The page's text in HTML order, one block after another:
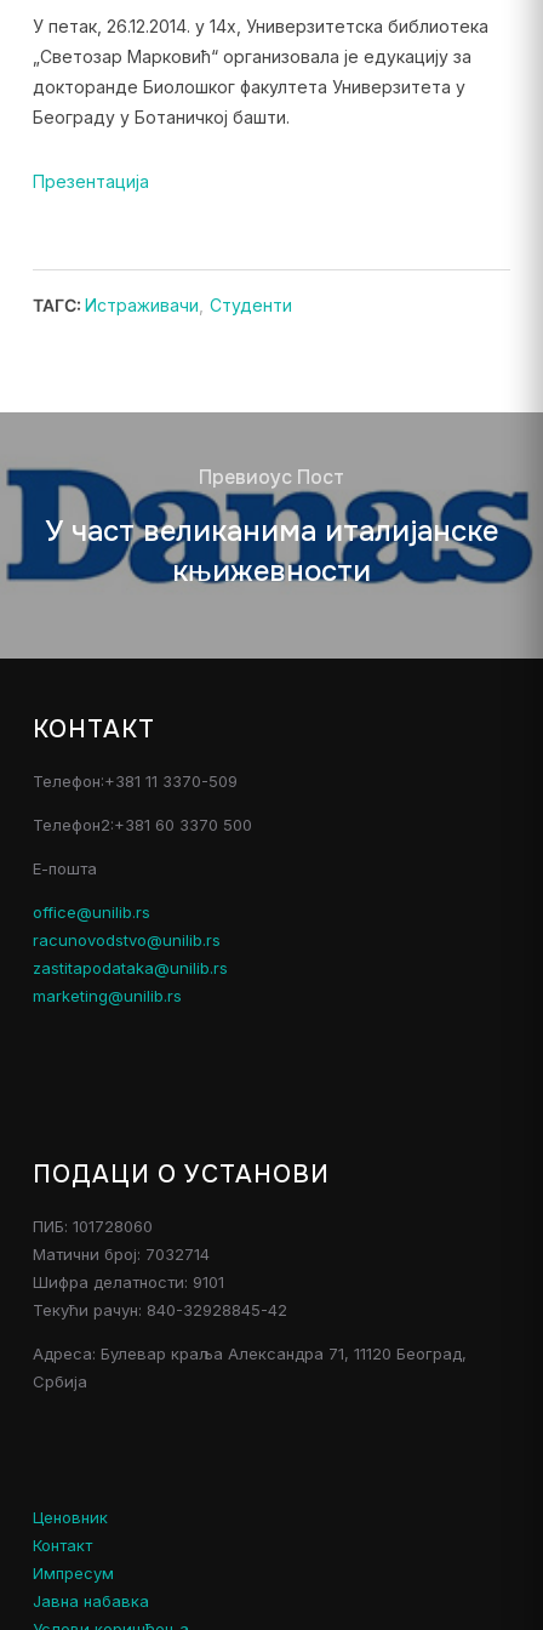
У петак, 26.12.2014. у 14х, Универзитетска библиотека
„Светозар Марковић“ организовала је едукацију за
докторанде Биолошког факултета Универзитета у
Београду у Ботаничкој башти.
Презентација
ТАГС: Истраживачи Студенти
Превиоус Пост
У част великанима италијанске
књижевности
КОНТАКТ
Телефон:+381 11 3370-509
Телефон2:+381 60 3370 500
Е-пошта
office@unilib.rs
racunovodstvo@unilib.rs
zastitapodataka@unilib.rs
marketing@unilib.rs
ПОДАЦИ О УСТАНОВИ
ПИБ: 101728060
Матични број: 7032714
Шифра делатности: 9101
Текући рачун: 840-32928845-42
Адреса: Булевар краља Александра 71, 11120 Београд,
Србија
Ценовник
Контакт
Импресум
Јавна набавка